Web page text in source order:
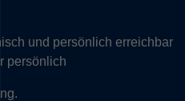
und persönlich erreichbar
persönlich